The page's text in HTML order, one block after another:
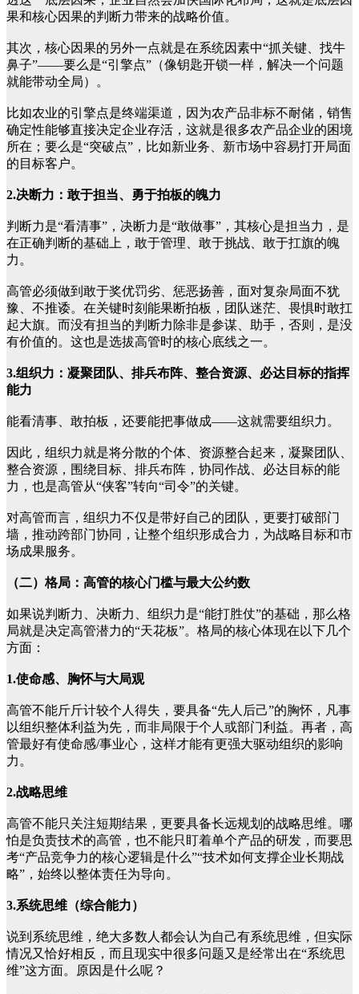
果和核心因果的判断力带来的战略价值。
其次，核心因果的另外一点就是在系统因素中“抓关键、找牛
鼻子”——要么是“引擎点”（像钥匙开锁一样，解决一个问题
就能带动全局）。
比如农业的引擎点是终端渠道，因为农产品非标不耐储，销售
确定性能够直接决定企业存活，这就是很多农产品企业的困境
所在；要么是“突破点”，比如新业务、新市场中容易打开局面
的目标客户。
2.决断力：敢于担当、勇于拍板的魄力
判断力是“看清事”，决断力是“敢做事”，其核心是担当力，是
在正确判断的基础上，敢于管理、敢于挑战、敢于扛旗的魄
力。
高管必须做到敢于奖优罚劣、惩恶扬善，面对复杂局面不犹
豫、不推诿。在关键时刻能果断拍板，团队迷茫、畏惧时敢扛
起大旗。而没有担当的判断力除非是参谋、助手，否则，是没
有价值的。这也是选拔高管时的核心底线之一。
3.组织力：凝聚团队、排兵布阵、整合资源、必达目标的指挥
能力
能看清事、敢拍板，还要能把事做成——这就需要组织力。
因此，组织力就是将分散的个体、资源整合起来，凝聚团队、
整合资源，围绕目标、排兵布阵，协同作战、必达目标的能
力，也是高管从“侠客”转向“司令”的关键。
对高管而言，组织力不仅是带好自己的团队，更要打破部门
墙，推动跨部门协同，让整个组织形成合力，为战略目标和市
场成果服务。
（二）格局：高管的核心门槛与最大公约数
如果说判断力、决断力、组织力是“能打胜仗”的基础，那么格
局就是决定高管潜力的“天花板”。格局的核心体现在以下几个
方面：
1.使命感、胸怀与大局观
高管不能斤斤计较个人得失，要具备“先人后己”的胸怀，凡事
以组织整体利益为先，而非局限于个人或部门利益。再者，高
管最好有使命感/事业心，这样才能有更强大驱动组织的影响
力。
2.战略思维
高管不能只关注短期结果，更要具备长远规划的战略思维。哪
怕是负责技术的高管，也不能只盯着单个产品的研发，而要思
考“产品竞争力的核心逻辑是什么”“技术如何支撑企业长期战
略”，始终以整体责任为导向。
3.系统思维（综合能力）
说到系统思维，绝大多数人都会认为自己有系统思维，但实际
情况又恰好相反，而且现实中很多问题又是经常出在“系统思
维”这方面。原因是什么呢？